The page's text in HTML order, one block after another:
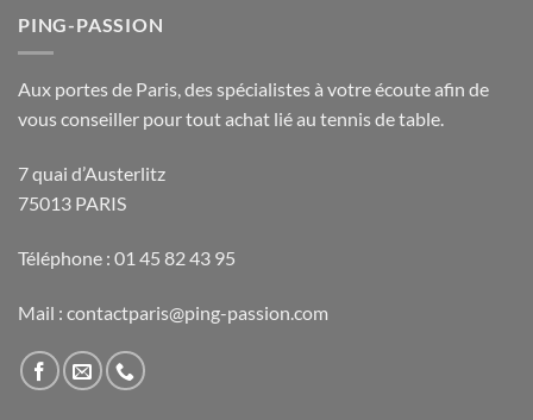
PING-PASSION
Aux portes de Paris, des spécialistes à votre écoute afin de
vous conseiller pour tout achat lié au tennis de table.
7 quai d’Austerlitz
75013 PARIS
Téléphone : 01 45 82 43 95
Mail : contactparis@ping-passion.com